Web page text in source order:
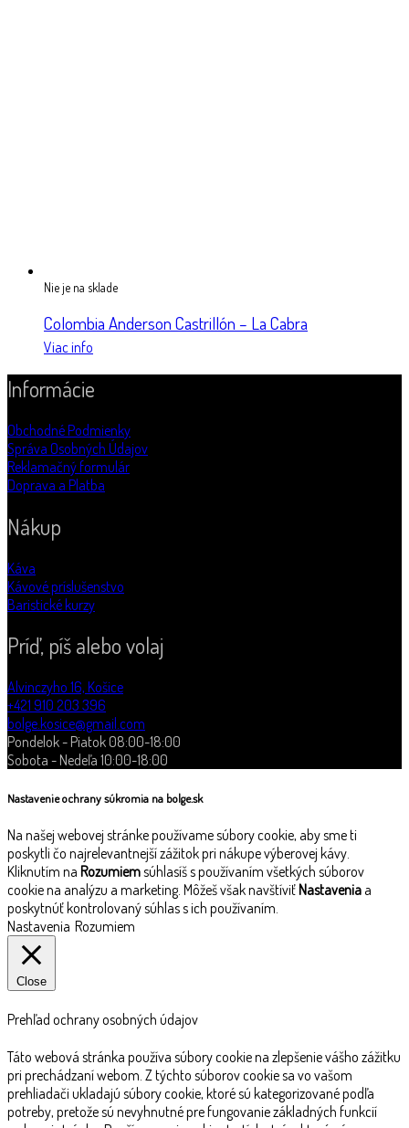
Nie je na sklade
Colombia Anderson Castrillón – La Cabra
Viac info
Informácie
Obchodné Podmienky
Správa Osobných Údajov
Reklamačný formulár
Doprava a Platba
Nákup
Káva
Kávové príslušenstvo
Baristické kurzy
Príď, píš alebo volaj
Alvinczyho 16, Košice
+421 910 203 396
bolge.kosice@gmail.com
Pondelok - Piatok 08:00-18:00
Sobota - Nedeľa 10:00-18:00
Nastavenie ochrany súkromia na bolge.sk
Na našej webovej stránke používame súbory cookie, aby sme ti
poskytli čo najrelevantnejší zážitok pri nákupe výberovej kávy.
Kliknutím na Rozumiemsúhlasíš s používaním všetkých súborov
cookie na analýzu a marketing. Môžeš však navštíviťNastavenia a
poskytnúť kontrolovaný súhlas s ich používaním.
Nastavenia Rozumiem
Close
Prehľad ochrany osobných údajov
Táto webová stránka používa súbory cookie na zlepšenie vášho zážitku
pri prechádzaní webom. Z týchto súborov cookie sa vo vašom
prehliadači ukladajú súbory cookie, ktoré sú kategorizované podľa
potreby, pretože sú nevyhnutné pre fungovanie základných funkcií